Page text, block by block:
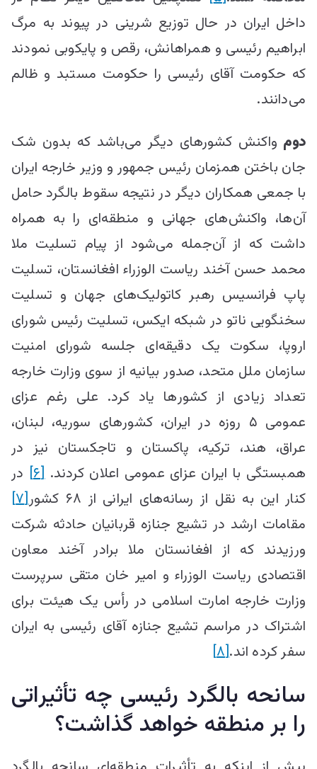
داخل ایران در حال توزیع شرینی در پیوند به مرگ
ابراهیم رئیسی و همراهانش، رقص و پایکوبی نمودند
که حکومت آقای رئیسی را حکومت مستبد و ظالم
می‌دانند.
دوم واکنش کشورهای دیگر می‌باشد که بدون شک
جان باختن همزمان رئیس جمهور و وزیر خارجه ایران
با جمعی همکاران دیگر در نتیجه سقوط بالگرد حامل
آن‌ها، واکنش‌های جهانی و منطقه‌ای را به همراه
داشت که از آن‌جمله می‌شود از پیام تسلیت ملا
محمد حسن آخند ریاست الوزراء افغانستان، تسلیت
پاپ فرانسیس رهبر کاتولیک‌های جهان و تسلیت
سخنگویی ناتو در شبکه ایکس، تسلیت رئیس شورای
اروپا، سکوت یک دقیقه‌ای جلسه شورای امنیت
سازمان ملل متحد، صدور بیانیه از سوی وزارت خارجه
تعداد زیادی از کشور‌ها یاد کرد. علی رغم عزای
عمومی ۵ روزه در ایران، کشور‌های سوریه، لبنان،
عراق، هند، ترکیه، پاکستان و تاجکستان نیز در
همبستگی با ایران عزای عمومی اعلان کردند.[۶]
در
کنار این به نقل از رسانه‌های ایرانی از ۶۸ کشور
[۷]
مقامات ارشد در تشیع جنازه قربانیان حادثه شرکت
ورزیدند که از افغانستان ملا برادر آخند معاون
اقتصادی ریاست الوزراء و امیر خان متقی سرپرست
وزارت خارجه امارت اسلامی در رأس یک هیئت برای
اشتراک در مراسم تشیع جنازه آقای رئیسی به ایران
سفر کرده اند.[۸]
سانحه بالگرد رئیسی چه تأثیراتی
را بر منطقه خواهد گذاشت؟